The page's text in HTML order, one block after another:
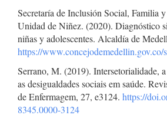
Secretaría de Inclusión Social, Familia
Unidad de Niñez. (2020). Diagnóstico
niñas y adolescentes. Alcaldía de
https://
Serrano, M. (2019). Intersetorialidade,
as desigualdades sociais em saúde.
de Enfermagem, 27, e3124. https://
8345.0000-3124